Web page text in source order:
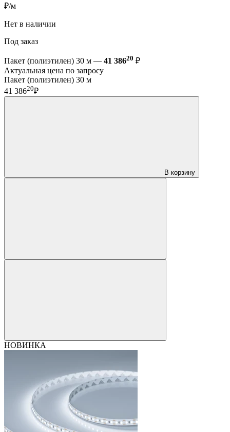
₽/м
Нет в наличии
Под заказ
Пакет (полиэтилен) 30 м — 41 38620 ₽
Актуальная цена по запросу
Пакет (полиэтилен) 30 м
41 38620₽
В корзину
НОВИНКА